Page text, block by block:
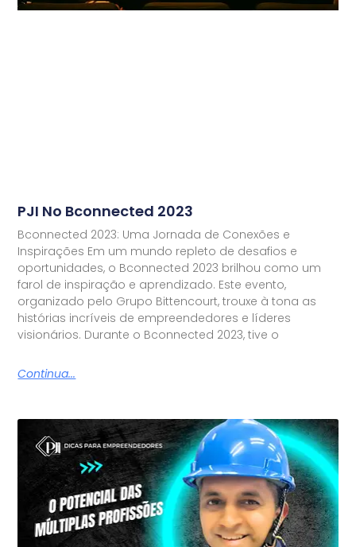
PJI No Bconnected 2023
Bconnected 2023: Uma Jornada de Conexões e
Inspirações Em um mundo repleto de desafios e
oportunidades, o Bconnected 2023 brilhou como um
farol de inspiração e aprendizado. Este evento,
organizado pelo Grupo Bittencourt, trouxe à tona as
histórias incríveis de empreendedores e líderes
visionários. Durante o Bconnected 2023, tive o
Continua...